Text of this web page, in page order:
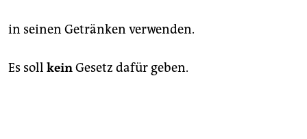
in seinen Getränken verwenden.
Es soll keinGesetz dafür geben.